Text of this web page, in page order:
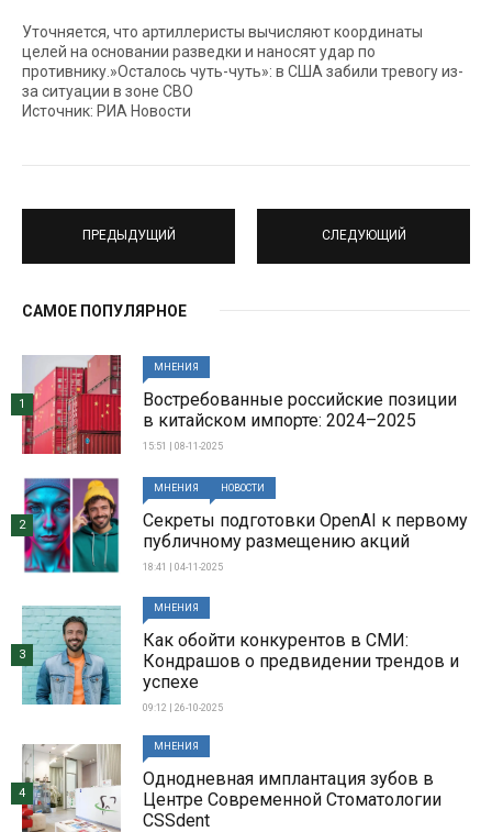
Уточняется, что артиллеристы вычисляют координаты
целей на основании разведки и наносят удар по
противнику.»Осталось чуть-чуть»: в США забили тревогу из-
за ситуации в зоне СВО
Источник: РИА Новости
ПРЕДЫДУЩИЙ СЛЕДУЮЩИЙ
САМОЕ ПОПУЛЯРНОЕ
МНЕНИЯ
Востребованные российские позиции
в китайском импорте: 2024–2025
15:51 | 08-11-2025
1
МНЕНИЯ НОВОСТИ
Секреты подготовки OpenAI к первому
публичному размещению акций
18:41 | 04-11-2025
2
МНЕНИЯ
Как обойти конкурентов в СМИ:
Кондрашов о предвидении трендов и
успехе
09:12 | 26-10-2025
3
МНЕНИЯ
Однодневная имплантация зубов в
Центре Современной Стоматологии
CSSdent
4